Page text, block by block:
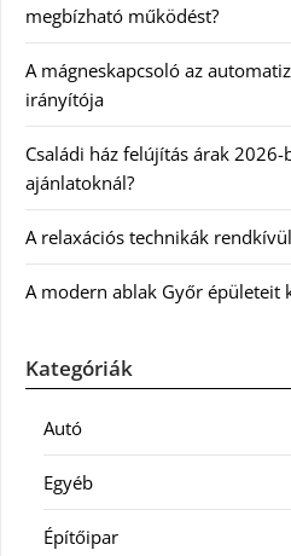
megbízható működést?
A mágneskapcsoló az
irányítója
Családi ház felújítás árak
ajánlatoknál?
A relaxációs technikák
A modern ablak Győr épületeit
Kategóriák
Autó
Egyéb
Építőipar